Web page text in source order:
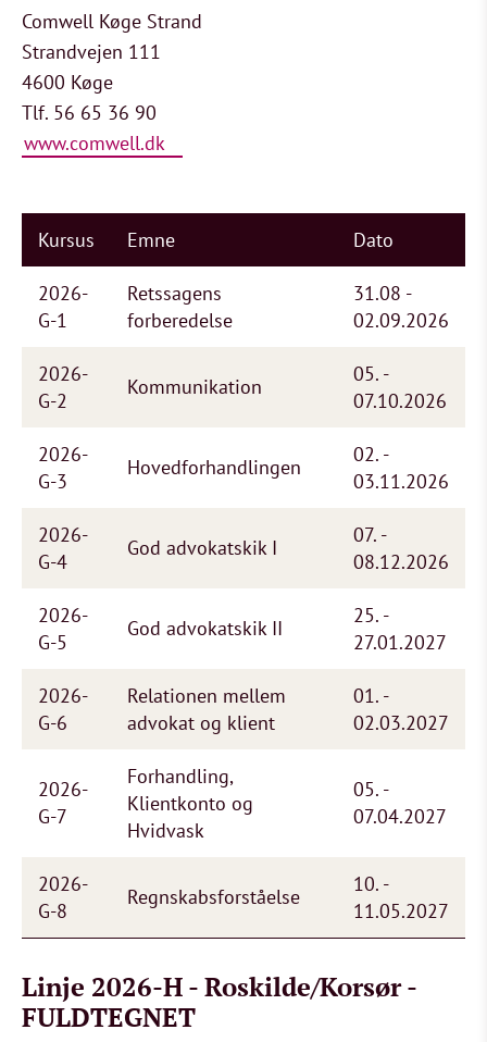
Comwell Køge Strand
Strandvejen 111
4600 Køge
Tlf. 56 65 36 90
www.comwell.dk
Kursus Emne Dato
2026-
G-1
Retssagens
forberedelse
31.08 -
02.09.2026
2026-
G-2
Kommunikation
05. -
07.10.2026
2026-
G-3
Hovedforhandlingen
02. -
03.11.2026
2026-
G-4
God advokatskik I
07. -
08.12.2026
2026-
G-5
God advokatskik II
25. -
27.01.2027
2026-
G-6
Relationen mellem
advokat og klient
01. -
02.03.2027
2026-
G-7
Forhandling,
Klientkonto og
Hvidvask
05. -
07.04.2027
2026-
G-8
Regnskabsforståelse
10. -
11.05.2027
Linje 2026-H - Roskilde/Korsør -
FULDTEGNET